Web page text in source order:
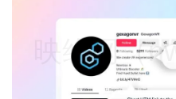
映维网（